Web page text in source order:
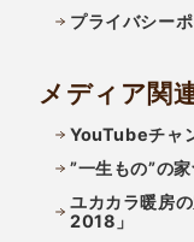
プライバシー
メディア関
YouTubeチャ
”一生もの”の
ユカカラ暖房
2018」